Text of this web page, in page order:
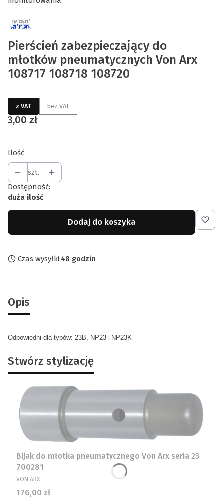
Pierścień zabezpieczający do
młotków pneumatycznych Von Arx
108717 108718 108720
z VAT bez VAT
Cena
3,00 zł
Ilość
szt.
Dostępność:
duża ilość
Dodaj do koszyka
Czas wysyłki:48 godzin
Opis
Odpowiedni dla typów: 23B, NP23 i NP23K
Stwórz stylizację
Bijak do młotka pneumatycznego Von Arx seria 23
700281
PRODUCENT
VON ARX
Cena
176,00 zł